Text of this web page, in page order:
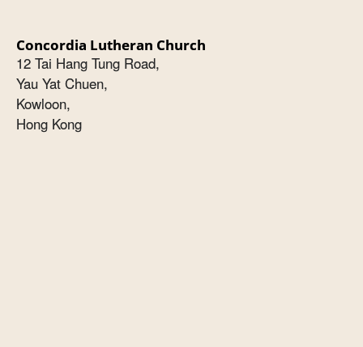
Concordia Lutheran Church
12 Tai Hang Tung Road,
Yau Yat Chuen,
Kowloon,
Hong Kong